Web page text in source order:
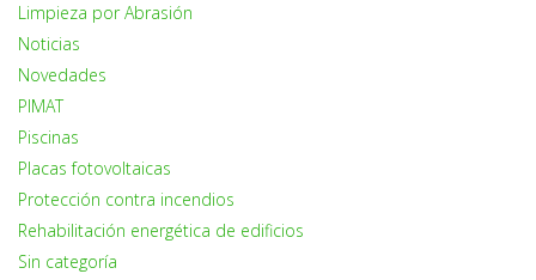
Limpieza por Abrasión
Noticias
Novedades
PIMAT
Piscinas
Placas fotovoltaicas
Protección contra incendios
Rehabilitación energética de edificios
Sin categoría